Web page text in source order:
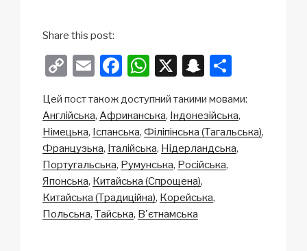
Share this post:
C
p
y
Li
n
k
E
ail
F
c
e
b
o
o
k
W
at
s
A
p
p
X
S
a
p
c
h
at
ar
e
Цей пост також доступний такими мовами:
Англійська Африканська
Індонезійська
Німецька
Іспанська Філіпінська (Тагальська)
Французька
Італійська Нідерландська
Португальська Румунська Російська
Японська Китайська (Спрощена)
Китайська (Традиційна) Корейська
Польська Тайська В'єтнамська